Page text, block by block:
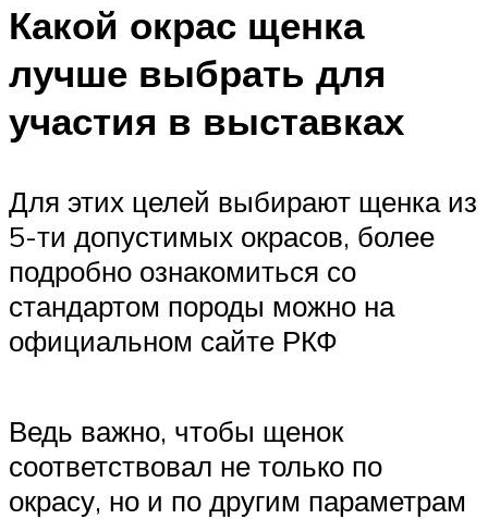
Какой окрас щенка
лучше выбрать для
участия в выставках
Для этих целей выбирают щенка из
5-ти допустимых окрасов, более
подробно ознакомиться со
стандартом породы можно на
официальном сайте РКФ
Ведь важно, чтобы щенок
соответствовал не только по
окрасу, но и по другим параметрам